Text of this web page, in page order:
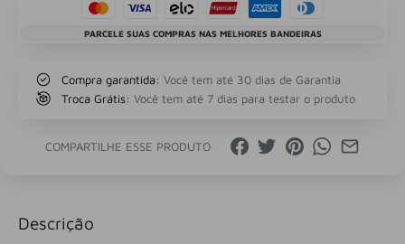
PARCELE SUAS COMPRAS NAS MELHORES BANDEIRAS
Compra garantida: Você tem até 30 dias de Garantia
Troca Grátis: Você tem até 7 dias para testar o produto
COMPARTILHE ESSE PRODUTO
Descrição